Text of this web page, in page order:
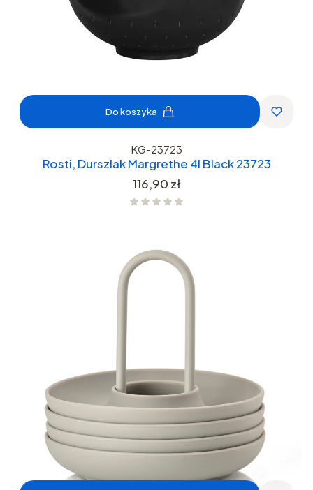
Do koszyka
KG-23723
Rosti, Durszlak Margrethe 4l Black 23723
Cena
116,90 zł